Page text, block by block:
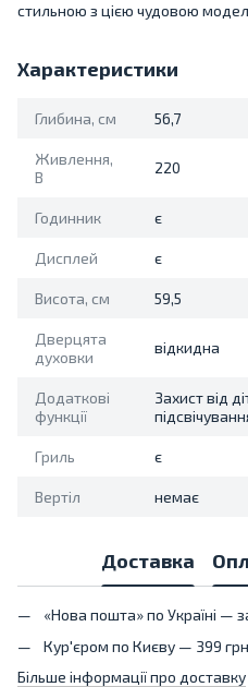
стильною з цією чудовою
Характеристики
Глибина, см 56,7
Живлення,
В
220
Годинник є
Дисплей є
Висота, см 59,5
Дверцята
духовки
відкидна
Додаткові
функції
Захист від
Гриль є
Вертіл немає
Доставка
«Нова пошта» по Україні —
Кур'єром по Києву — 399
Більше інформації про доставку